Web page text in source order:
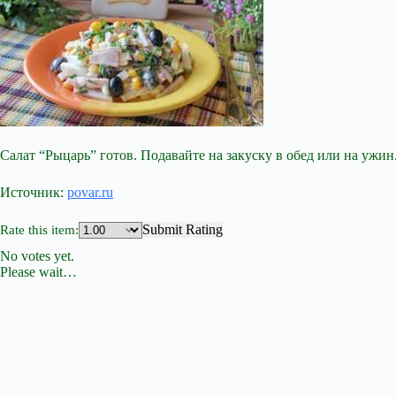
Салат “Рыцарь” готов. Подавайте на закуску в обед или на
Источник: povar.ru
Rate this item:
Submit Rating
No votes yet.
Please wait…